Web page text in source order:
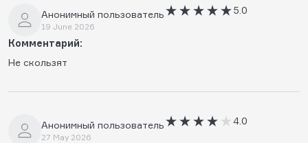
Анонимный пользователь
19 June 2026
5.0
Комментарий:
Не скользят
Анонимный пользователь
27 May 2026
4.0